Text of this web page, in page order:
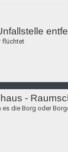
flüchtet
-
es die Borg oder